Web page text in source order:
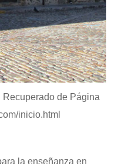
de Página
inicio.html
la enseñanza en